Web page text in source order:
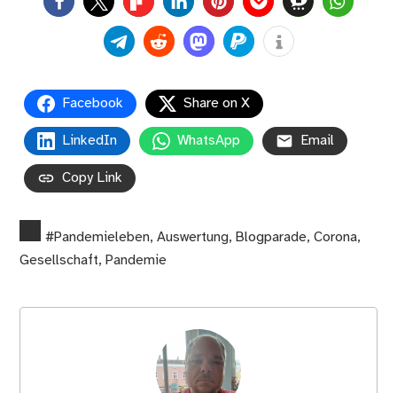
0
Facebook Share on X
LinkedIn WhatsApp Email
Copy Link
#Pandemieleben,Auswertung, Blogparade,Corona,
Gesellschaft, Pandemie